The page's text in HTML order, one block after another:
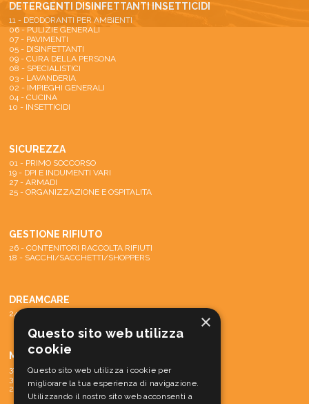
DETERGENTI DISINFETTANTI INSETTICIDI
11 - DEODORANTI PER AMBIENTI
06 - PULIZIE GENERALI
07 - PAVIMENTI
05 - DISINFETTANTI
09 - CURA DELLA PERSONA
08 - SPECIALISTICI
03 - LAVANDERIA
02 - IMPIEGHI GENERALI
04 - CUCINA
10 - INSETTICIDI
SICUREZZA
01 - PRIMO SOCCORSO
19 - DPI E INDUMENTI VARI
27 - ARMADI
25 - ORGANIZZAZIONE E OSPITALITA
GESTIONE RIFIUTO
26 - CONTENITORI RACCOLTA RIFIUTI
18 - SACCHI/SACCHETTI/SHOPPERS
DREAMCARE
24 - SISTEMA DREAMCARE
MACCHINE
31 - PARTI DI RICAMBIO E ACCESSORI
30 - MATERIALE CONS. MACCH.
29 - MACCHINE
×
Questo sito web utilizza
cookie
Questo sito web utilizza i cookie per
migliorare la tua esperienza di navigazione.
Utilizzando il nostro sito web acconsenti a